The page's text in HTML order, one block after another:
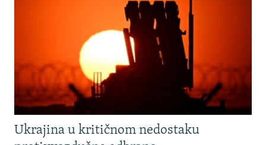
Ukrajina u kritičnom nedostaku